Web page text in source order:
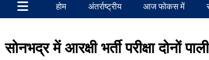
होम अंतर्राष्ट्रीय आज फोकस में
सोनभद्र में आरक्षी भर्ती परीक्षा दोनों